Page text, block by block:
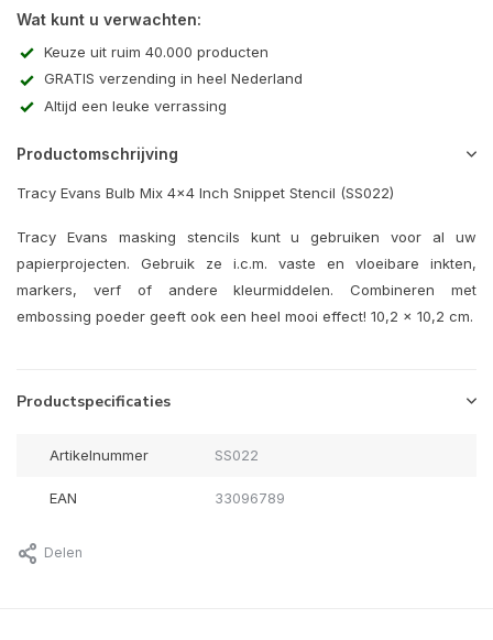
Wat kunt u verwachten:
Keuze uit ruim 40.000 producten
GRATIS verzending in heel Nederland
Altijd een leuke verrassing
Productomschrijving
Tracy Evans Bulb Mix 4x4 Inch Snippet Stencil (SS022)
Tracy Evans masking stencils kunt u gebruiken voor al uw
papierprojecten. Gebruik ze i.c.m. vaste en vloeibare inkten,
markers, verf of andere kleurmiddelen. Combineren met
embossing poeder geeft ook een heel mooi effect! 10,2 x 10,2 cm.
Productspecificaties
Artikelnummer SS022
EAN 33096789
Delen